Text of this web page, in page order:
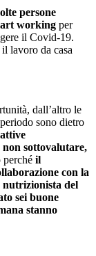
persone
working per
il Covid-19.
lavoro da casa
dall’altro le
sono dietro
sottovalutare,
perché il
con la
nutrizionista del
sei buone
stanno